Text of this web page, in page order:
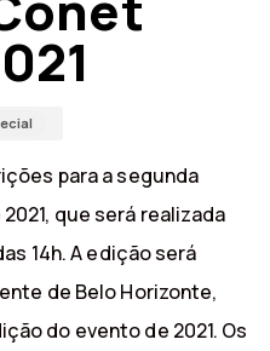
para a segunda
que será realizada
14h. A edição será
de Belo Horizonte,
do evento de 2021. Os